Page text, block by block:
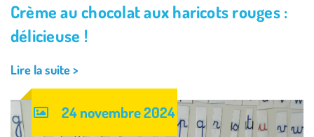
Crème au chocolat aux haricots rouges :
délicieuse !
Lire la suite >
24 novembre 2024